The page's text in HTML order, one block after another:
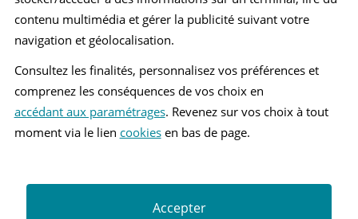
Comparer deux véhicules
Recherche
Recherche avancée
contenu multimédia et gérer la publicité suivant votre
navigation et géolocalisation.
Consultez les finalités, personnalisez vos préférences et
comprenez les conséquences de vos choix en
accédant aux paramétrages. Revenez sur vos choix à tout
moment via le lien cookiesen bas de page.
Accepter